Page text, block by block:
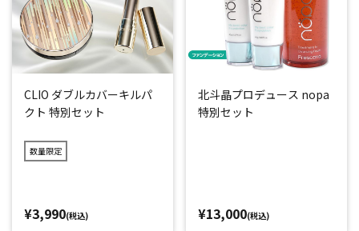
CLIO ダブルカバーキルパ
クト 特別セット
数量限定
¥3,990(税込)
北斗晶プロデュース nopa
特別セット
¥13,000(税込)